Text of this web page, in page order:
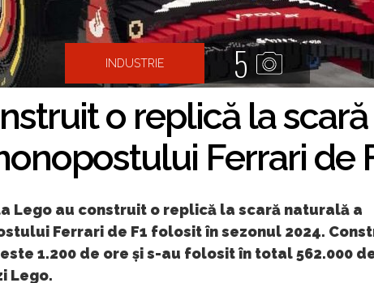
INDUSTRIE 5
o replică la
Ferrari de
Lego au construit o replică la scară naturală a
Ferrari de F1 folosit în sezonul 2024.
1.200 de ore și s-au folosit în total 562.000
Lego.